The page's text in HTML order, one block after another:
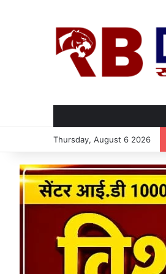
Thursday, August 6 2026